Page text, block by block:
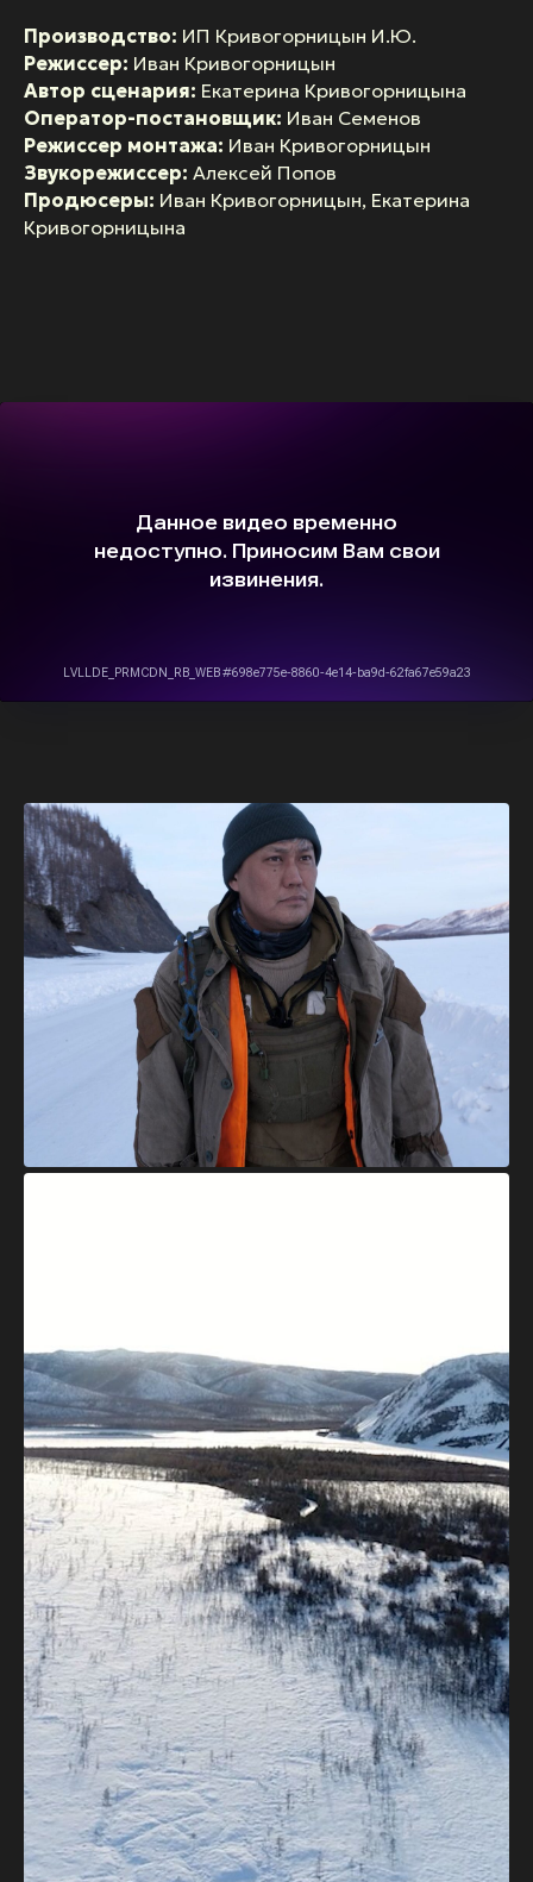
Производство: ИП Кривогорницын И.Ю.
Режиссер: Иван Кривогорницын
Автор сценария: Екатерина Кривогорницына
Оператор-постановщик: Иван Семенов
Режиссер монтажа: Иван Кривогорницын
Звукорежиссер: Алексей Попов
Продюсеры: Иван Кривогорницын, Екатерина
Кривогорницына